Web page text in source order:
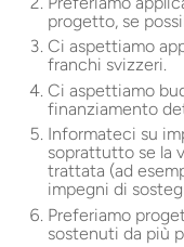
progetto, se
Ci aspettiamo
franchi svizzeri.
Ci aspettiamo
finanziamento
Informateci su
soprattutto se la
trattata (ad
impegni di
Preferiamo
sostenuti da più